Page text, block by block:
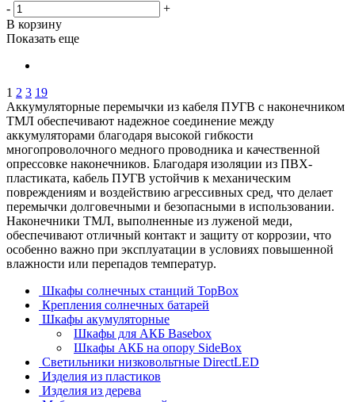
-
+
В корзину
Показать еще
1 2 3 19
Аккумуляторные перемычки из кабеля ПУГВ с наконечником
ТМЛ обеспечивают надежное соединение между
аккумуляторами благодаря высокой гибкости
многопроволочного медного проводника и качественной
опрессовке наконечников. Благодаря изоляции из ПВХ-
пластиката, кабель ПУГВ устойчив к механическим
повреждениям и воздействию агрессивных сред, что делает
перемычки долговечными и безопасными в использовании.
Наконечники ТМЛ, выполненные из луженой меди,
обеспечивают отличный контакт и защиту от коррозии, что
особенно важно при эксплуатации в условиях повышенной
влажности или перепадов температур.
Шкафы солнечных станций TopBox
Крепления солнечных батарей
Шкафы акумуляторные
Шкафы для АКБ Basebox
Шкафы АКБ на опору SideBox
Светильники низковольтные DirectLED
Изделия из пластиков
Изделия из дерева